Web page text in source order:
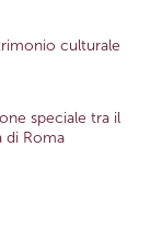
culturale
speciale tra il
di Roma